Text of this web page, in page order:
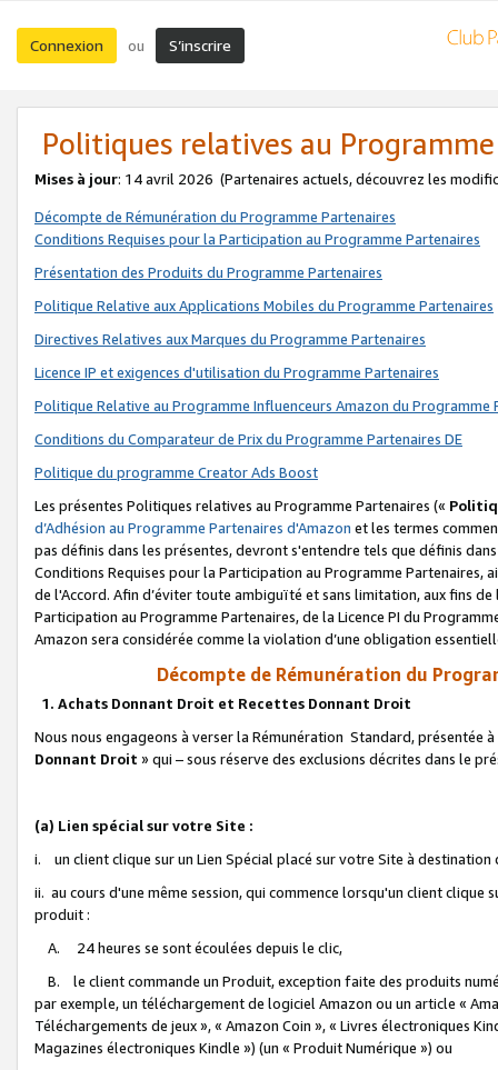
Connexion ou S’inscrire
Politiques relatives au
Mises à jour: 14 avril 2026 (Partenaires actuels, découvrez les
Décompte de Rémunération du Programme Partenaires
Conditions Requises pour la Participation au Programme Partenaires
Présentation des Produits du Programme Partenaires
Politique Relative aux Applications Mobiles du Programme Partenaires
Directives Relatives aux Marques du Programme Partenaires
Licence IP et exigences d'utilisation du Programme Partenaires
Politique Relative au Programme Influenceurs Amazon du Programme
Conditions du Comparateur de Prix du Programme Partenaires DE
Politique du programme Creator Ads Boost
Les présentes Politiques relatives au Programme Partenaires («
d’Adhésion au Programme Partenaires d'Amazon et les termes
pas définis dans les présentes, devront s'entendre tels que définis
Conditions Requises pour la Participation au Programme Partenaires,
de l'Accord. Afin d’éviter toute ambiguïté et sans limitation, aux fins
Participation au Programme Partenaires, de la Licence PI du
Amazon sera considérée comme la violation d’une obligation
Décompte de Rémunération du
1. Achats Donnant Droit et Recettes Donnant Droit
Nous nous engageons à verser la Rémunération Standard, présentée
Donnant Droit » qui – sous réserve des exclusions décrites dans le
(a) Lien spécial sur votre Site :
i. un client clique sur un Lien Spécial placé sur votre Site à destination
ii. au cours d'une même session, qui commence lorsqu'un client
produit :
A. 24 heures se sont écoulées depuis le clic,
B. le client commande un Produit, exception faite des produits
par exemple, un téléchargement de logiciel Amazon ou un article «
Téléchargements de jeux », « Amazon Coin », « Livres électroniques
Magazines électroniques Kindle ») (un « Produit Numérique ») ou